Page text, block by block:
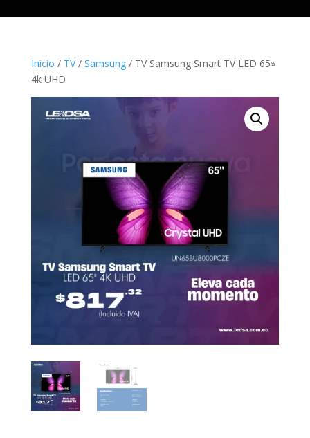
Inicio / TV/ Samsung/ TV Samsung Smart TV LED 65»
4k UHD